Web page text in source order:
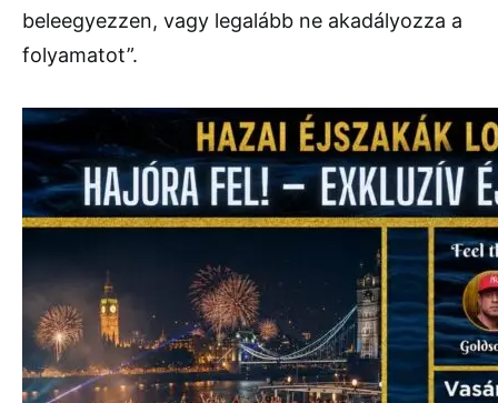
beleegyezzen, vagy legalább ne akadályozza a
folyamatot”.